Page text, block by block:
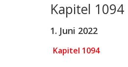
Kapitel 1094
1. Juni 2022
Kapitel 1094